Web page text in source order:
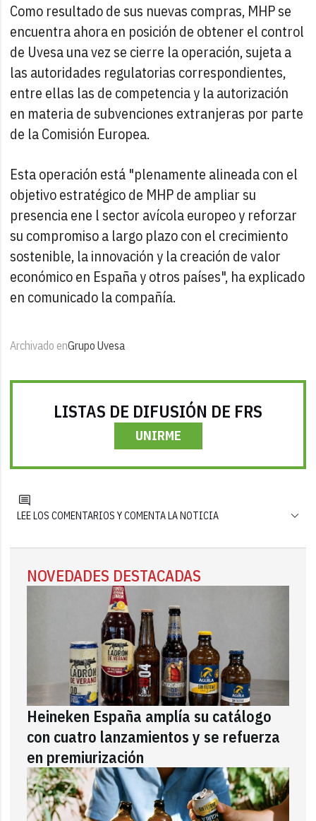
Como resultado de sus nuevas compras, MHP se
encuentra ahora en posición de obtener el control
de Uvesa una vez se cierre la operación, sujeta a
las autoridades regulatorias correspondientes,
entre ellas las de competencia y la autorización
en materia de subvenciones extranjeras por parte
de la Comisión Europea.
Esta operación está "plenamente alineada con el
objetivo estratégico de MHP de ampliar su
presencia ene l sector avícola europeo y reforzar
su compromiso a largo plazo con el crecimiento
sostenible, la innovación y la creación de valor
económico en España y otros países", ha explicado
en comunicado la compañía.
Archivado enGrupo Uvesa
LISTAS DE DIFUSIÓN DE FRS
UNIRME
LEE LOS COMENTARIOS Y COMENTA LA NOTICIA
NOVEDADES DESTACADAS
Heineken España amplía su catálogo
con cuatro lanzamientos y se refuerza
en premiurización